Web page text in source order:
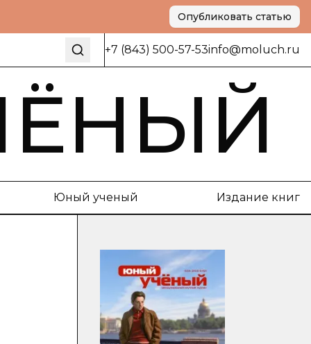
Опубликовать статью
+7 (843) 500-57-53info@moluch.ru
Юный ученый Издание книг